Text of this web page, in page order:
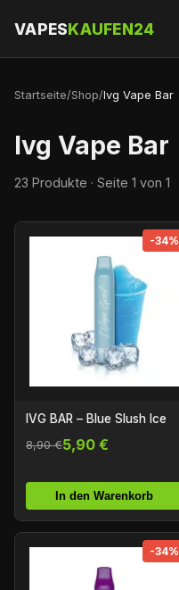
VAPESKAUFEN24
Startseite/Shop/Ivg Vape Bar
Ivg Vape Bar
23 Produkte · Seite 1 von 1
-34%
IVG BAR – Blue Slush Ice
8,90 €5,90 €
In den Warenkorb
-34%